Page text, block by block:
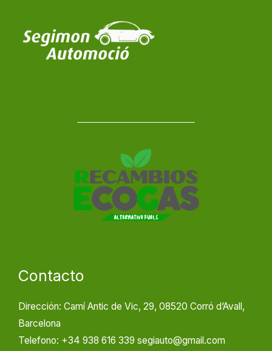
Contacto
Dirección: Camí Antic de Vic, 29, 08520 Corró d’Avall,
Barcelona
Telefono: +34 938 616 339 segiauto@gmail.com